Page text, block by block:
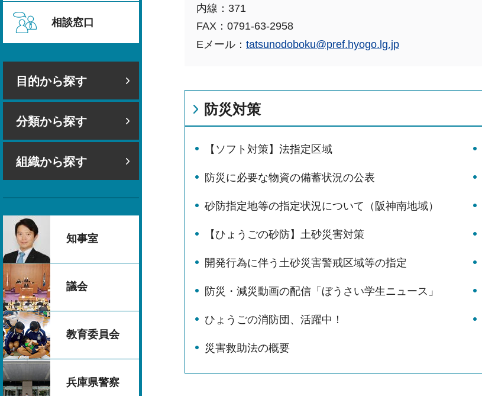
相談窓口
目的から探す
分類から探す
組織から探す
知事室
議会
教育委員会
兵庫県警察
内線：371
FAX：0791-63-2958
Eメール： tatsunodoboku@pref.hyogo.lg.jp
防災対策
【ソフト対策】法指定区域
防災に必要な物資の備蓄状況の公表
砂防指定地等の指定状況について（阪神南地域）
【ひょうごの砂防】土砂災害対策
開発行為に伴う土砂災害警戒区域等の指定
防災・減災動画の配信「ぼうさい学生ニュース」
ひょうごの消防団、活躍中！
災害救助法の概要